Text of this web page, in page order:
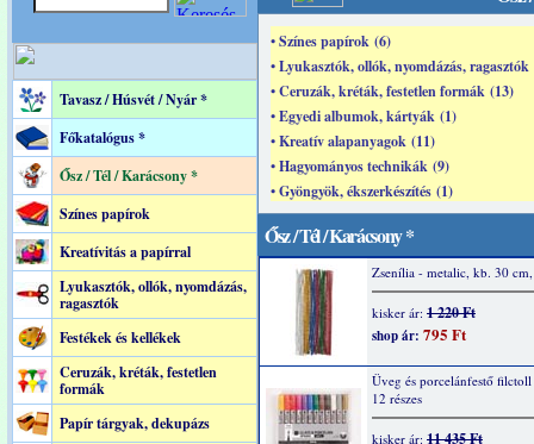
Tavasz / Húsvét / Nyár *
Főkatalógus *
Ősz / Tél / Karácsony *
Színes papírok
Kreatívitás a papírral
Lyukasztók, ollók, nyomdázás,
ragasztók
Festékek és kellékek
Ceruzák, kréták, festetlen
formák
Papír tárgyak, dekupázs
• Színes papírok (6)
• Lyukasztók, ollók, nyomdázás, ragasztók
• Ceruzák, kréták, festetlen formák (13)
• Egyedi albumok, kártyák (1)
• Kreatív alapanyagok (11)
• Hagyományos technikák (9)
• Gyöngyök, ékszerkészítés (1)
Ősz / Tél / Karácsony *
Zsenília - metalic, kb. 30
kisker ár: 1 220 Ft
shop ár: 795 Ft
Üveg és porcelánfestő filctoll
12 részes
kisker ár: 11 435 Ft